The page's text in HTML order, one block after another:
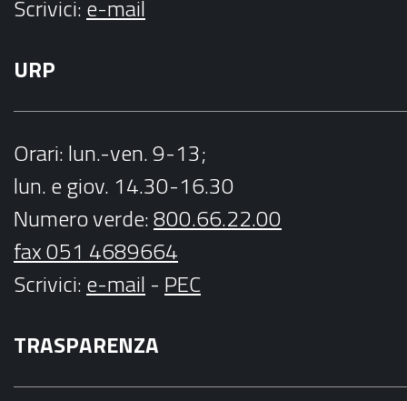
Scrivici:e-mail
URP
Orari: lun.-ven. 9-13;
lun. e giov. 14.30-16.30
Numero verde:800.66.22.00
fax 051 4689664
Scrivici:e-mail - PEC
TRASPARENZA